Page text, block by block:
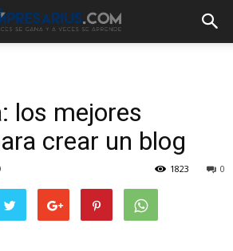
los mejores
crear un blog
0
1823